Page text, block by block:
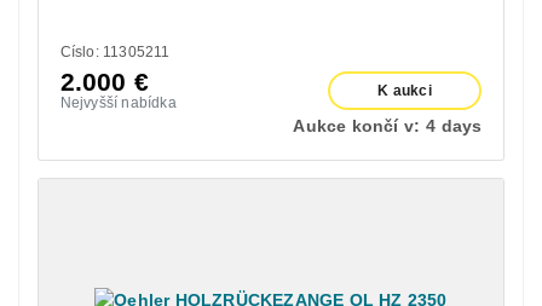
Císlo: 11305211
2.000 €
Nejvyšší nabídka
K aukci
Aukce končí v: 4 days